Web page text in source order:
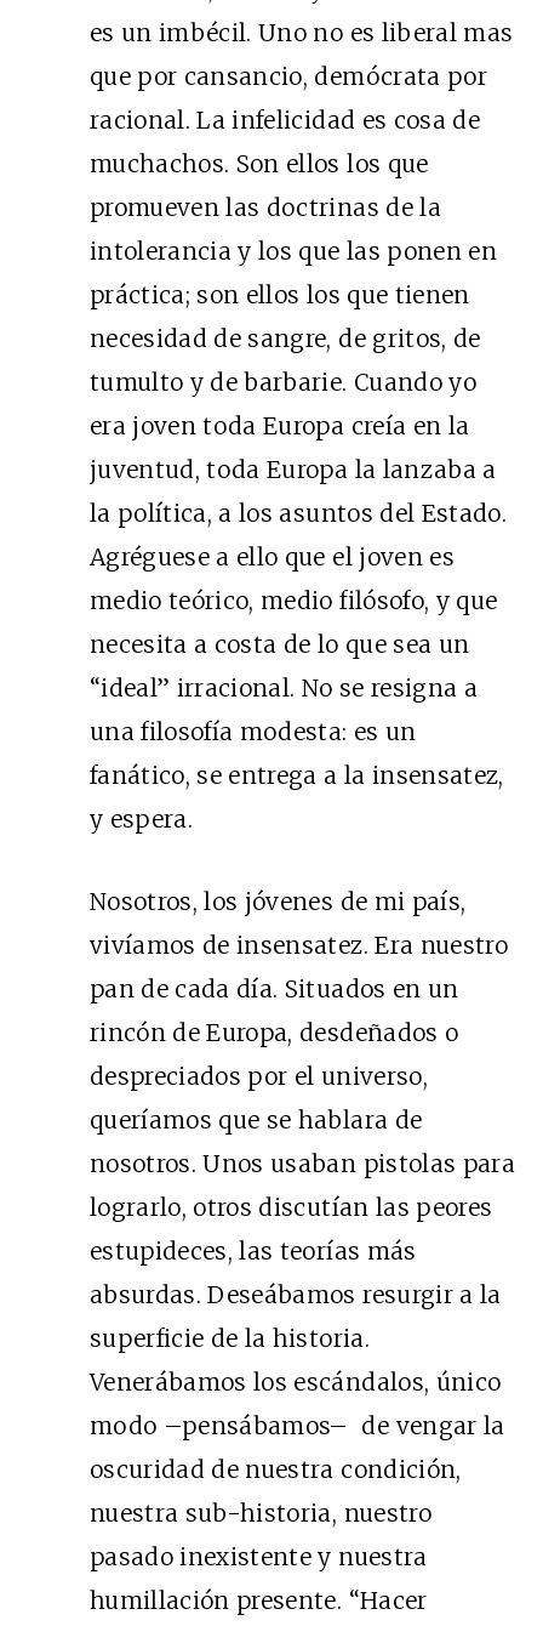
es un imbécil. Uno no es liberal mas
que por cansancio, demócrata por
racional. La infelicidad es cosa de
muchachos. Son ellos los que
promueven las doctrinas de la
intolerancia y los que las ponen en
práctica; son ellos los que tienen
necesidad de sangre, de gritos, de
tumulto y de barbarie. Cuando yo
era joven toda Europa creía en la
juventud, toda Europa la lanzaba a
la política, a los asuntos del Estado.
Agréguese a ello que el joven es
medio teórico, medio filósofo, y que
necesita a costa de lo que sea un
“ideal” irracional. No se resigna a
una filosofía modesta: es un
fanático, se entrega a la insensatez,
y espera.
Nosotros, los jóvenes de mi país,
vivíamos de insensatez. Era nuestro
pan de cada día. Situados en un
rincón de Europa, desdeñados o
despreciados por el universo,
queríamos que se hablara de
nosotros. Unos usaban pistolas para
lograrlo, otros discutían las peores
estupideces, las teorías más
absurdas. Deseábamos resurgir a la
superficie de la historia.
Venerábamos los escándalos, único
modo –pensábamos– de vengar la
oscuridad de nuestra condición,
nuestra sub-historia, nuestro
pasado inexistente y nuestra
humillación presente. “Hacer